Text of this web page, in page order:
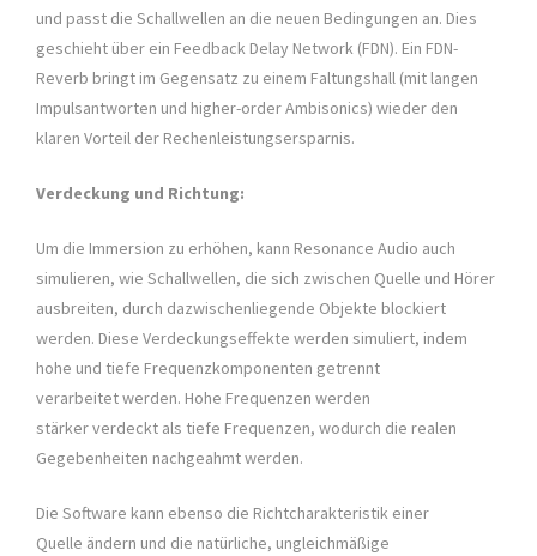
und passt die Schallwellen an die neuen Bedingungen an. Dies
geschieht über ein Feedback Delay Network (FDN). Ein FDN-
Reverb bringt im Gegensatz zu einem Faltungshall (mit langen
Impulsantworten und higher-order Ambisonics) wieder den
klaren Vorteil der Rechenleistungsersparnis.
Verdeckung und Richtung:
Um die Immersion zu erhöhen, kann Resonance Audio auch
simulieren, wie Schallwellen, die sich zwischen Quelle und Hörer
ausbreiten, durch dazwischenliegende Objekte blockiert
werden. Diese Verdeckungseffekte werden simuliert, indem
hohe und tiefe Frequenzkomponenten getrennt
verarbeitet werden. Hohe Frequenzen werden
stärker verdeckt als tiefe Frequenzen, wodurch die realen
Gegebenheiten nachgeahmt werden.
Die Software kann ebenso die Richtcharakteristik einer
Quelle ändern und die natürliche, ungleichmäßige